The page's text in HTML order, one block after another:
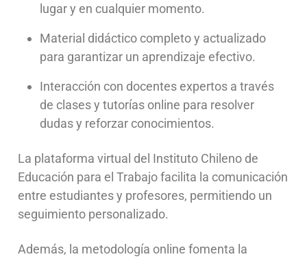
lugar y en cualquier momento.
Material didáctico completo y actualizado
para garantizar un aprendizaje efectivo.
Interacción con docentes expertos a través
de clases y tutorías online para resolver
dudas y reforzar conocimientos.
La plataforma virtual del Instituto Chileno de
Educación para el Trabajo facilita la comunicación
entre estudiantes y profesores, permitiendo un
seguimiento personalizado.
Además, la metodología online fomenta la